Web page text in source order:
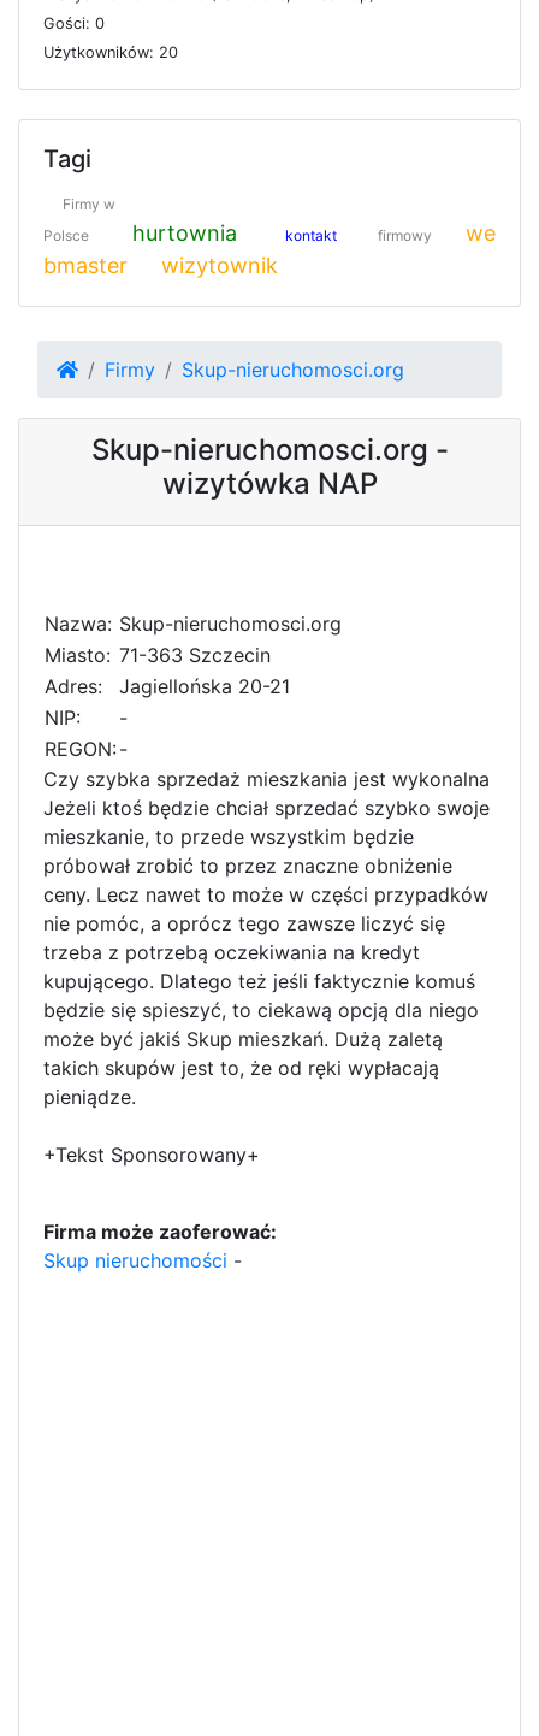
Gości: 0
Użytkowników: 20
Tagi
Firmy w
Polsce
hurtownia kontakt firmowy
we
bmaster
wizytownik
Firmy Skup-nieruchomosci.org
Skup-nieruchomosci.org -
wizytówka NAP
Nazwa: Skup-nieruchomosci.org
Miasto: 71-363 Szczecin
Adres:
Jagiellońska 20-21
NIP:
-
REGON:-
Czy szybka sprzedaż mieszkania jest wykonalna
Jeżeli ktoś będzie chciał sprzedać szybko swoje
mieszkanie, to przede wszystkim będzie
próbował zrobić to przez znaczne obniżenie
ceny. Lecz nawet to może w części przypadków
nie pomóc, a oprócz tego zawsze liczyć się
trzeba z potrzebą oczekiwania na kredyt
kupującego. Dlatego też jeśli faktycznie komuś
będzie się spieszyć, to ciekawą opcją dla niego
może być jakiś Skup mieszkań. Dużą zaletą
takich skupów jest to, że od ręki wypłacają
pieniądze.
+Tekst Sponsorowany+
Firma może zaoferować:
Skup nieruchomości -